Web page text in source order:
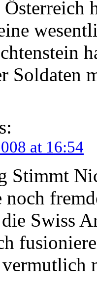
Soldaten
at 16:54
Stimmt
noch
Swiss